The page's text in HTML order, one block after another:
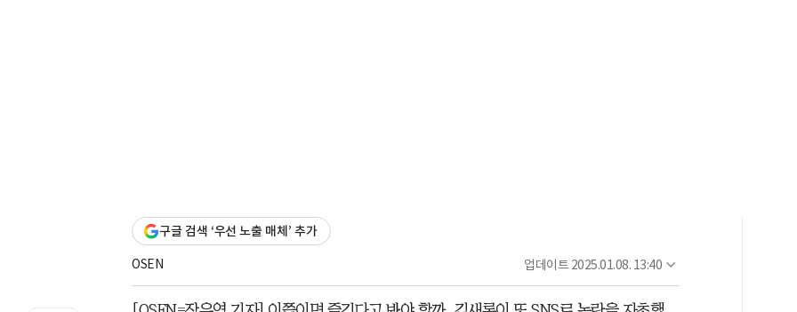
구글 검색 ‘우선 노출 매체’ 추가
OSEN 업데이트 2025.01.08. 13:40